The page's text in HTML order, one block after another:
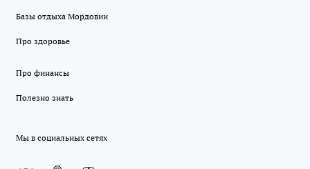
Базы отдыха Мордовии
Про здоровье
Про финансы
Полезно знать
Мы в социальных сетях